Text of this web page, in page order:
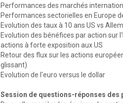
Performances des marchés
Performances sectorielles en Europe
Evolution des taux à 10 ans US vs
Evolution des bénéfices par action sur
actions à forte exposition aux US
Retour des flux sur les actions
glissant)
Evolution de l'euro versus le dollar
Session de questions-réponses des